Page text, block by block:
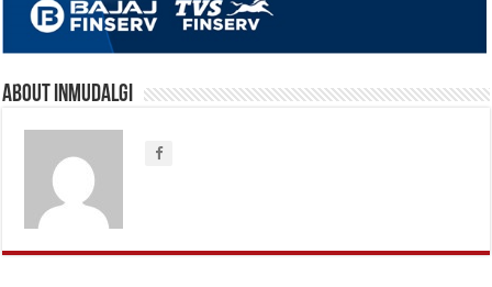
About inmudalgi